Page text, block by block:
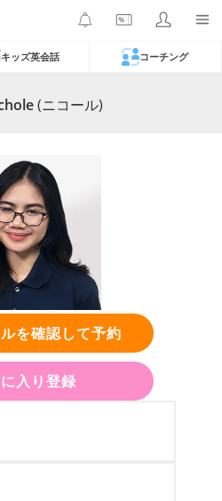
キッズ英会話 コーチング
(ニコール)
を確認して予約
入り登録